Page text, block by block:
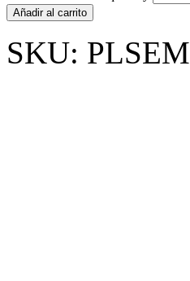
Añadir al carrito
SKU: PLSEM